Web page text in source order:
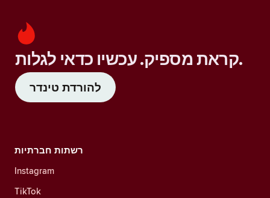
קראת מספיק. עכשיו כדאי לגלות.
להורדת טינדר
רשתות חברתיות
Instagram
TikTok